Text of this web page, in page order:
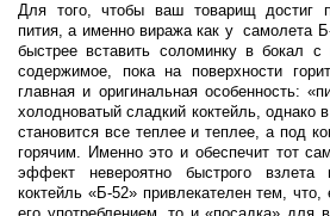
Для того, чтобы ваш товарищ достиг
пития, а именно виража как у самолета
быстрее вставить соломинку в бокал
содержимое, пока на поверхности
главная и оригинальная особенность:
холодноватый сладкий коктейль, однако
становится все теплее и теплее, а под
горячим. Именно это и обеспечит тот
эффект невероятно быстрого
коктейль «Б-52» привлекателен тем,